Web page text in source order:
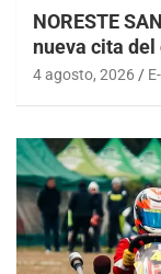
NORESTE
nueva cita
4 agosto, 2026